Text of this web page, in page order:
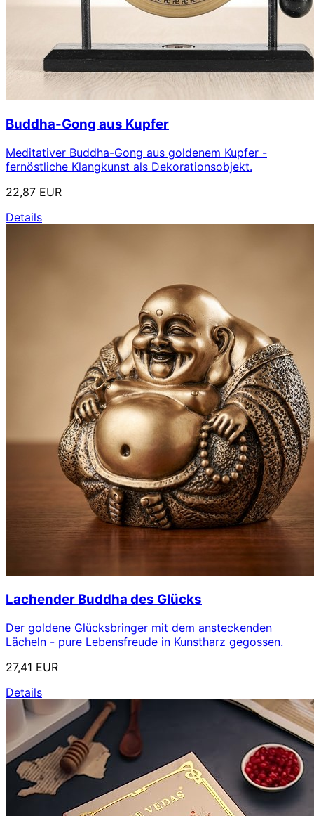
Buddha-Gong aus Kupfer
Meditativer Buddha-Gong aus goldenem Kupfer -
fernöstliche Klangkunst als Dekorationsobjekt.
22,87 EUR
Details
Lachender Buddha des Glücks
Der goldene Glücksbringer mit dem ansteckenden
Lächeln - pure Lebensfreude in Kunstharz gegossen.
27,41 EUR
Details